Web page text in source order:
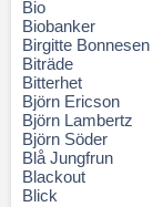
Bio
Biobanker
Birgitte Bonnesen
Biträde
Bitterhet
Björn Ericson
Björn Lambertz
Björn Söder
Blå Jungfrun
Blackout
Blick